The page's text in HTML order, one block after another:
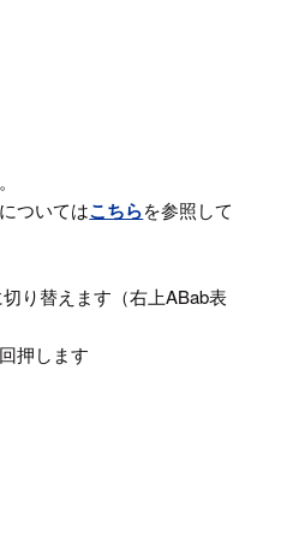
ついてはこちらを参照して
り替えます（右上ABab表
押します